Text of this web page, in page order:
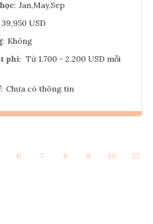
: Jan,May,Sep
39,950 USD
: Không
phí: Từ 1.700 - 2.200 USD mỗi
: Chưa có thông tin
Tham vấn Interlink
6 7 8 9 10 37